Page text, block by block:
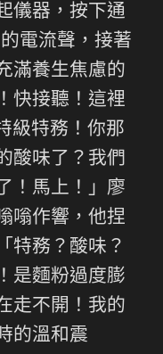
儀器，按下通
電流聲，接著
滿養生焦慮的
快接聽！這裡
級特務！你那
酸味了？我們
！馬上！」廖
嗡作響，他捏
特務？酸味？
是麵粉過度膨
走不開！我的
的溫和震